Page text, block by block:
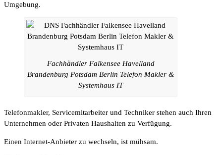
Umgebung.
Fachhändler Falkensee Havelland
Brandenburg Potsdam Berlin Telefon Makler &
Systemhaus IT
Telefonmakler, Servicemitarbeiter und Techniker stehen auch Ihren
Unternehmen oder Privaten Haushalten zu Verfügung.
Einen Internet-Anbieter zu wechseln, ist mühsam.